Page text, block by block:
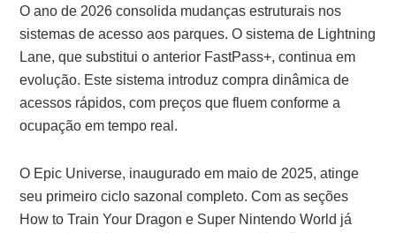
O ano de 2026 consolida mudanças estruturais nos
sistemas de acesso aos parques. O sistema de Lightning
Lane, que substitui o anterior FastPass+, continua em
evolução. Este sistema introduz compra dinâmica de
acessos rápidos, com preços que fluem conforme a
ocupação em tempo real.
O Epic Universe, inaugurado em maio de 2025, atinge
seu primeiro ciclo sazonal completo. Com as seções
How to Train Your Dragon e Super Nintendo World já